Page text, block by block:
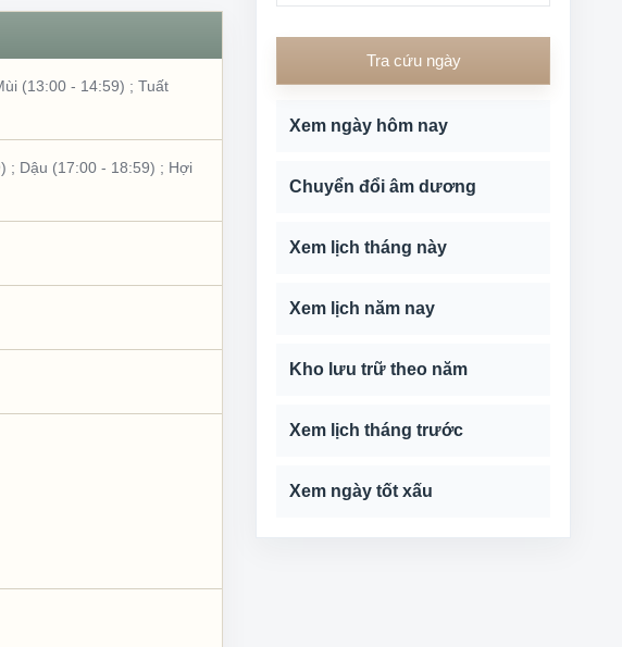
(13:00 - 14:59) ; Tuất
; Dậu (17:00 - 18:59) ; Hợi
Tra cứu ngày
Xem ngày hôm nay
Chuyển đổi âm dương
Xem lịch tháng này
Xem lịch năm nay
Kho lưu trữ theo năm
Xem lịch tháng trước
Xem ngày tốt xấu